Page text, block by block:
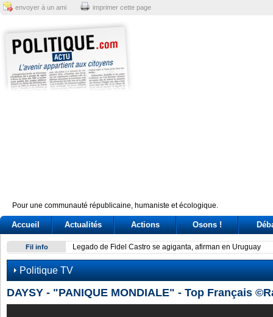
envoyer à un ami imprimer cette page
Pour une communauté républicaine, humaniste et écologique.
Accueil Actualités Actions Osons !
Fil info Legado de Fidel Castro se agiganta, afirman en Uruguay
Politique TV
DAYSY - "PANIQUE MONDIALE" - Top Français